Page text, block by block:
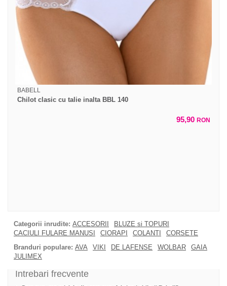
BABELL
Chilot clasic cu talie inalta BBL 140
95,90 RON
Categorii inrudite: ACCESORII
BLUZE si TOPURI
CACIULI FULARE MANUSI
CIORAPI COLANTI
CORSETE
Branduri populare: AVA VIKI DE LAFENSE WOLBAR
GAIA
JULIMEX
Intrebari frecvente